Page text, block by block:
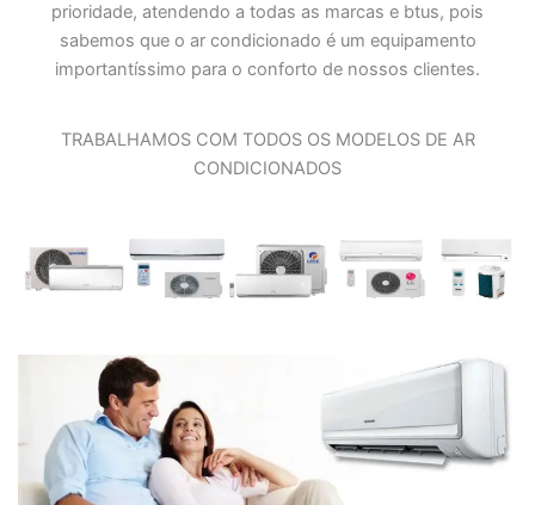
prioridade, atendendo a todas as marcas e btus, pois
sabemos que o ar condicionado é um equipamento
importantíssimo para o conforto de nossos clientes.
TRABALHAMOS COM TODOS OS MODELOS DE AR
CONDICIONADOS